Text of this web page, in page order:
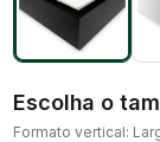
Escolha o
Formato vertical: